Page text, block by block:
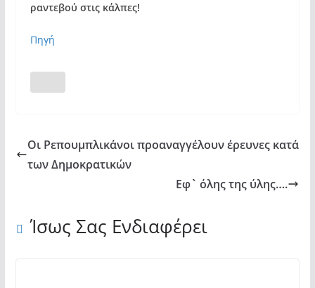
ραντεβού στις κάλπες!
Πηγή
Οι Ρεπουμπλικάνοι προαναγγέλουν έρευνες κατά
των Δημοκρατικών
Εφ` όλης της ύλης….
Ίσως Σας Ενδιαφέρει